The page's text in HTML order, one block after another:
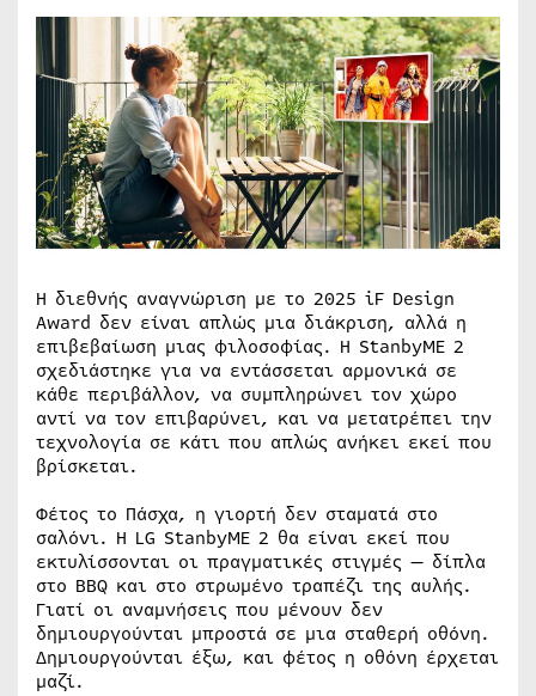
Η διεθνής αναγνώριση με το 2025 iF Design
Award δεν είναι απλώς μια διάκριση, αλλά η
επιβεβαίωση μιας φιλοσοφίας. Η StanbyME 2
σχεδιάστηκε για να εντάσσεται αρμονικά σε
κάθε περιβάλλον, να συμπληρώνει τον χώρο
αντί να τον επιβαρύνει, και να μετατρέπει την
τεχνολογία σε κάτι που απλώς ανήκει εκεί που
βρίσκεται.
Φέτος το Πάσχα, η γιορτή δεν σταματά στο
σαλόνι. Η LG StanbyME 2 θα είναι εκεί που
εκτυλίσσονται οι πραγματικές στιγμές — δίπλα
στο BBQ και στο στρωμένο τραπέζι της αυλής.
Γιατί οι αναμνήσεις που μένουν δεν
δημιουργούνται μπροστά σε μια σταθερή οθόνη.
Δημιουργούνται έξω, και φέτος η οθόνη έρχεται
μαζί.